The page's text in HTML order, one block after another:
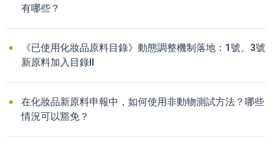
有哪些？
《已使用化妝品原料目錄》動態調整機制落地：1號、3號
新原料加入目錄II
在化妝品新原料申報中，如何使用非動物測試方法？哪些
情況可以豁免？